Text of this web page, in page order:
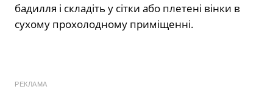
бадилля і складіть у сітки або плетені вінки в
сухому прохолодному приміщенні.
РЕКЛАМА